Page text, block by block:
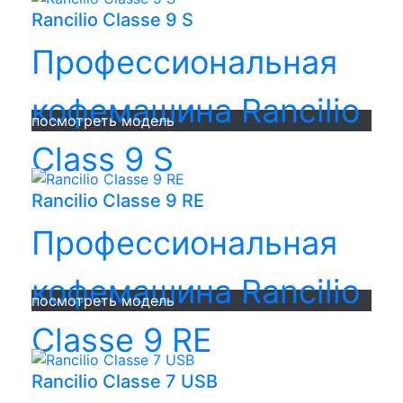
Rancilio Classe 9 S
Профессиональная
кофемашина Rancilio
Class 9 S
посмотреть модель
Rancilio Classe 9 RE
Профессиональная
кофемашина Rancilio
Classe 9 RE
посмотреть модель
Rancilio Classe 7 USB